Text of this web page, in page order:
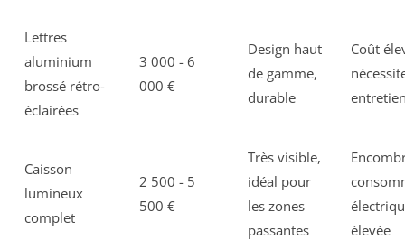
Lettres
aluminium
brossé rétro-
éclairées
3 000 - 6
000 €
Design haut
de gamme,
durable
Coût
Caisson
lumineux
complet
2 500 - 5
500 €
Très visible,
idéal pour
les zones
passantes
élevée